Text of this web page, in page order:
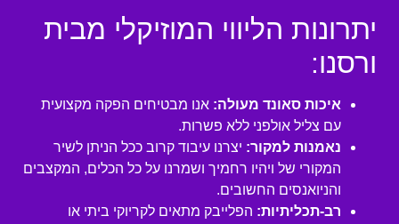
יתרונות הליווי המוזיקלי מבית
ורסנו:
איכות סאונד מעולה: אנו מבטיחים הפקה מקצועית
עם צליל אולפני ללא פשרות.
נאמנות למקור: יצרנו עיבוד קרוב ככל הניתן לשיר
המקורי של ויהיו רחמיך ושמרנו על כל הכלים, המקצבים
והניואנסים החשובים.
רב-תכליתיות: הפלייבק מתאים לקריוקי ביתי או